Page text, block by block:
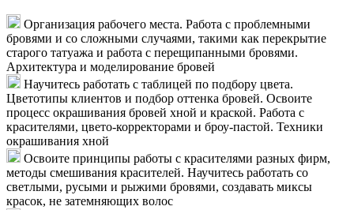
Организация рабочего места. Работа с проблемными
бровями и со сложными случаями, такими как перекрытие
старого татуажа и работа с перещипанными бровями.
Архитектура и моделирование бровей
Научитесь работать с таблицей по подбору цвета.
Цветотипы клиентов и подбор оттенка бровей. Освоите
процесс окрашивания бровей хной и краской. Работа с
красителями, цвето-корректорами и броу-пастой. Техники
окрашивания хной
Освоите принципы работы с красителями разных фирм,
методы смешивания красителей. Научитесь работать со
светлыми, русыми и рыжими бровями, создавать миксы
красок, не затемняющих волос